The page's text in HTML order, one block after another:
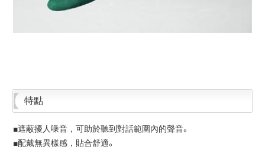
特點
■遮蔽擾人噪音，可助於聽到對話範圍內的聲音。
■配戴無異樣感，貼合舒適。